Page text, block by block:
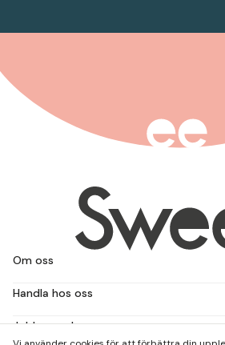
Om oss
Handla hos oss
Jobba med oss